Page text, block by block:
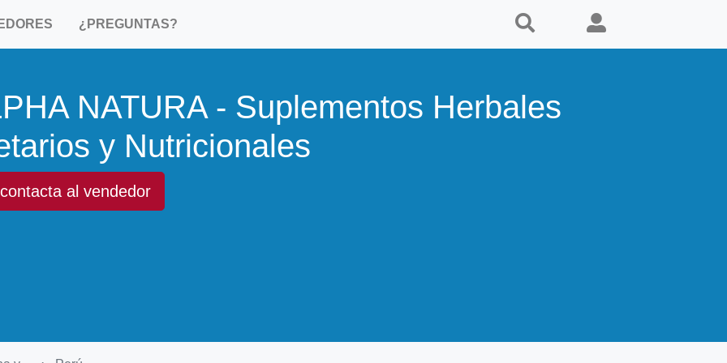
¿PREGUNTAS?
NATURA - Suplementos Herbales
y Nutricionales
contacta al vendedor